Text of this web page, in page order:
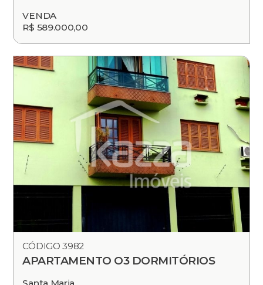
VENDA
R$ 589.000,00
CÓDIGO 3982
APARTAMENTO O3 DORMITÓRIOS